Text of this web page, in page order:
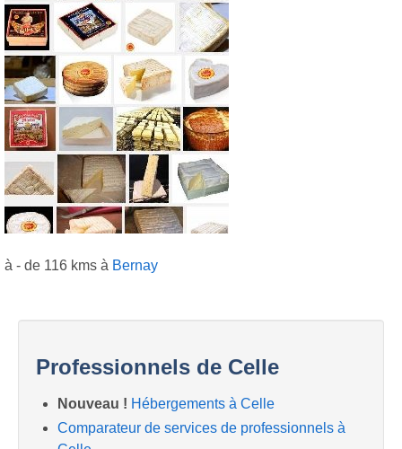
à - de 116 kms à Bernay
Professionnels de Celle
Nouveau ! Hébergements à Celle
Comparateur de services de professionnels à